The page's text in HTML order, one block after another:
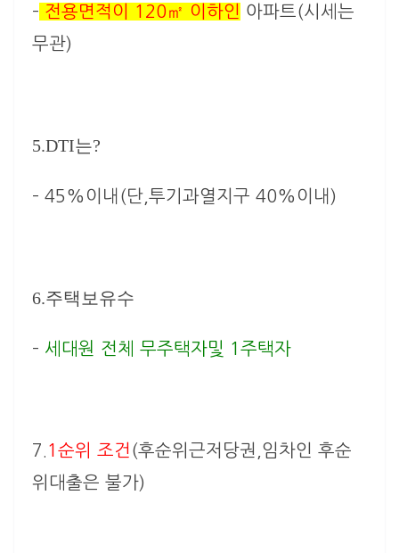
– 전용면적이 120㎡ 이하인 아파트(시세는
무관)
5.DTI는?
– 45%이내(단,투기과열지구 40%이내)
6.주택보유수
– 세대원 전체 무주택자및 1주택자
7. 1순위 조건 (후순위근저당권,임차인 후순
위대출은 불가)